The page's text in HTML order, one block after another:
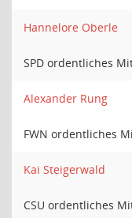
Hannelore Oberle
SPD ordentliches
Alexander Rung
FWN ordentliches
Kai Steigerwald
CSU ordentliches